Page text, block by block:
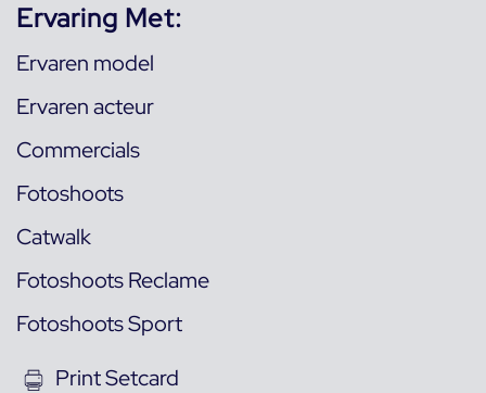
Ervaring Met:
Ervaren model
Ervaren acteur
Commercials
Fotoshoots
Catwalk
Fotoshoots Reclame
Fotoshoots Sport
Print Setcard